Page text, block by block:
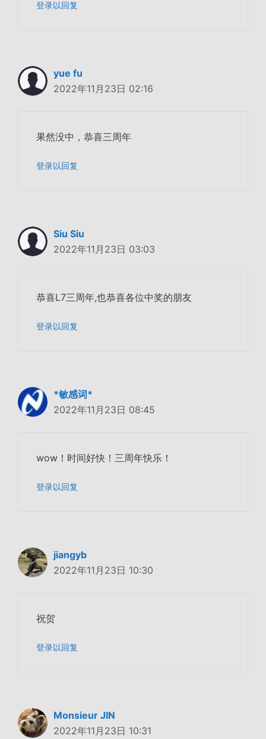
登录以回复
yue fu
2022年11月23日 02:16
果然没中，恭喜三周年
登录以回复
Siu Siu
2022年11月23日 03:03
恭喜L7三周年,也恭喜各位中奖的朋友
登录以回复
*敏感词*
2022年11月23日 08:45
wow！时间好快！三周年快乐！
登录以回复
jiangyb
2022年11月23日 10:30
祝贺
登录以回复
Monsieur JIN
2022年11月23日 10:31